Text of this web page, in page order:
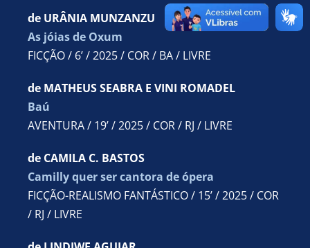
de URÂNIA MUNZANZU
As jóias de Oxum
FICÇÃO / 6’ / 2025 / COR / BA / LIVRE
de MATHEUS SEABRA E VINI ROMADEL
Baú
AVENTURA / 19’ / 2025 / COR / RJ / LIVRE
de CAMILA C. BASTOS
Camilly quer ser cantora de ópera
FICÇÃO-REALISMO FANTÁSTICO / 15’ / 2025 / COR
/ RJ / LIVRE